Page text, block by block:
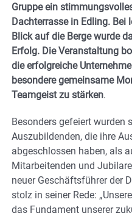
Gruppe ein
Dachterrasse in Edling. Bei
Blick auf die Berge wurde
Erfolg. Die Veranstaltung
die erfolgreiche
besondere gemeinsame
Teamgeist zu stärken.
Besonders gefeiert wurden
Auszubildenden, die ihre
abgeschlossen haben, als
Mitarbeitenden und
neuer Geschäftsführer der
stolz in seiner Rede:
das Fundament unserer